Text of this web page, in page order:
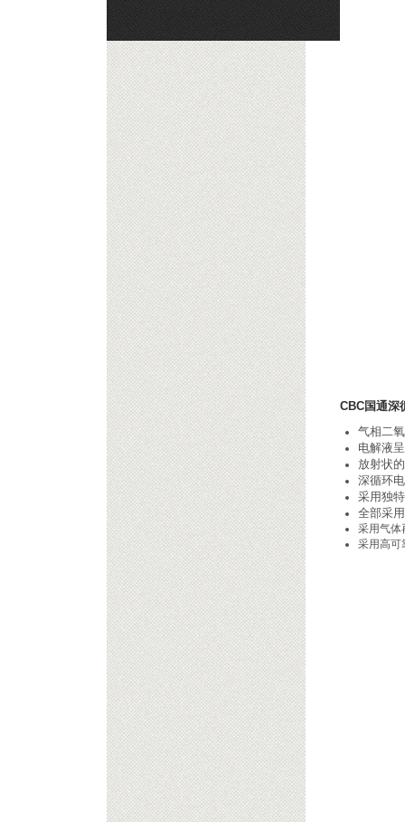
CBC国通深
气相二
电解液
放射状
深循环
采用独
全部采
采用气体
采用高可